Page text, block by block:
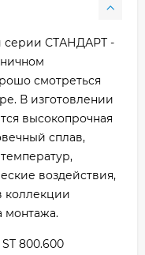
серии СТАНДАРТ -
смотреться
В изготовлении
высокопрочная
сплав,
воздействия,
коллекции
монтажа.
800.600